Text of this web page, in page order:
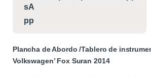
Plancha de Abordo /Tablero de
Volkswagen’ Fox Suran 2014